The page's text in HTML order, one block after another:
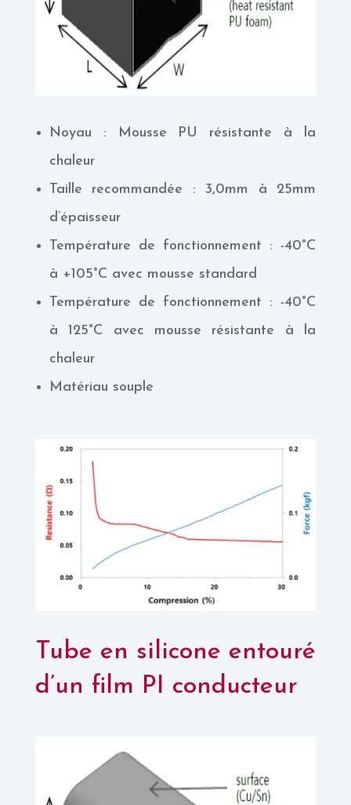
Noyau : Mousse PU résistante à la
chaleur
Taille recommandée : 3,0mm à 25mm
d’épaisseur
Température de fonctionnement : -40°C
à +105°C avec mousse standard
Température de fonctionnement : -40°C
à 125°C avec mousse résistante à la
chaleur
Matériau souple
Tube en silicone entouré
d’un film PI conducteur